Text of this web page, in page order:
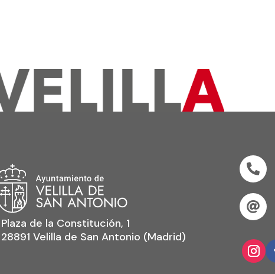
Plaza de la Constitución, 1
28891 Velilla de San Antonio (Madrid)

